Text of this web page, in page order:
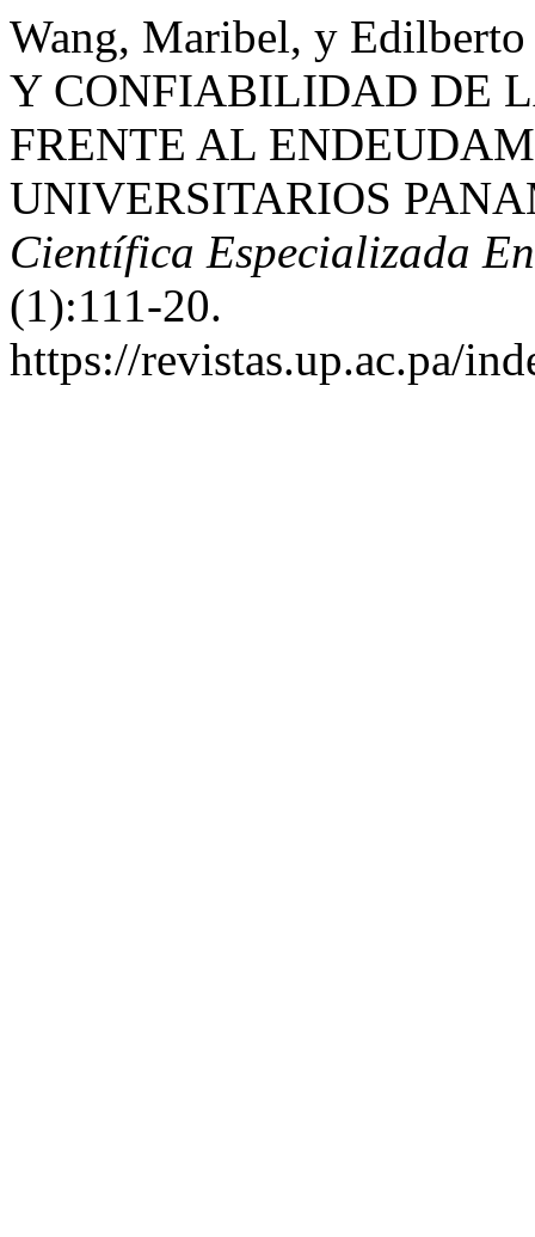
Wang, Maribel, y
Y CONFIABILIDAD DE
FRENTE AL
UNIVERSITARIOS
Científica Especializada
(1):111-20.
https://revistas.up.ac.pa/